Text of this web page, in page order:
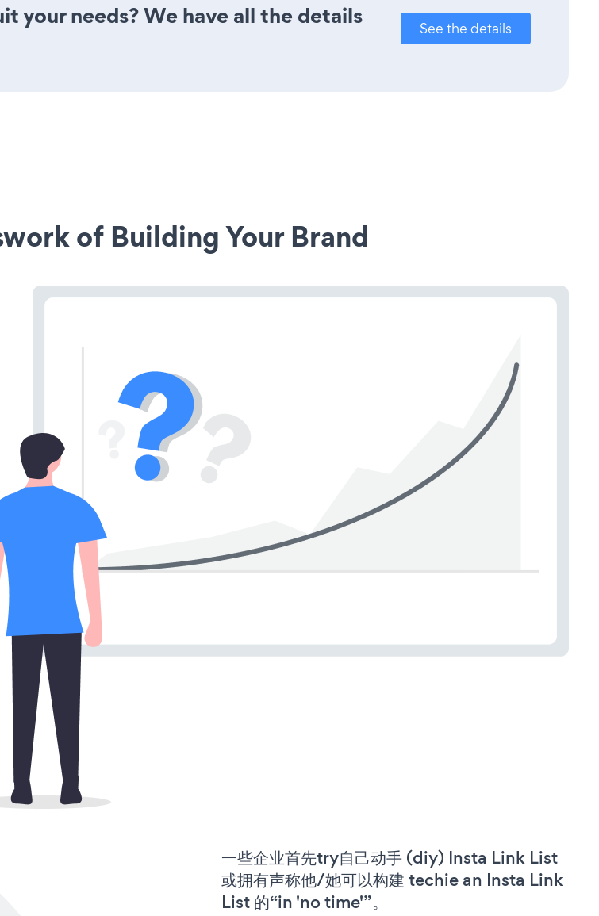
your needs? We have all the details
See the details
of Building Your Brand
一些企业首先try自己动手 (diy) Insta Link List
或拥有声称他/她可以构建 techie an Insta Link
List 的“in 'no time'”。